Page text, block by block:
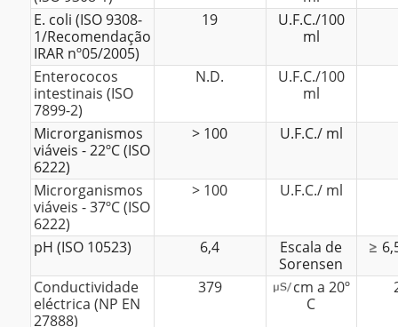
E. coli (ISO 9308-
1/Recomendação
IRAR nº05/2005)
19
U.F.C./100
ml
Enterococos
intestinais (ISO
7899-2)
N.D.
U.F.C./100
ml
Microrganismos
viáveis - 22ºC (ISO
6222)
> 100 U.F.C./ ml
Microrganismos
viáveis - 37ºC (ISO
6222)
> 100 U.F.C./ ml
pH (ISO 10523) 6,4
Escala de
Sorensen
Conductividade
eléctrica (NP EN
27888)
379
cm a 20º
C